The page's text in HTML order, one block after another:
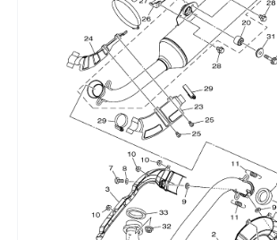
Топливная система
Тормозная система
Трансмиссия
Управление